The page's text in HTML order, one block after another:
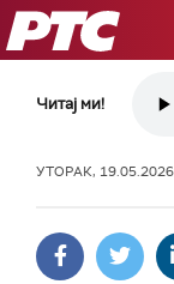
РТС
Читај ми!
УТОРАК,